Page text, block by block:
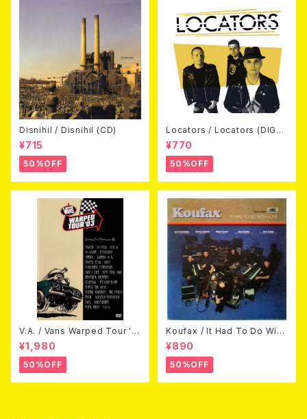
Disnihil / Disnihil (CD)
¥715
50%OFF
Locators / Locators (DIGPA
CK CD)
¥770
50%OFF
V.A. / Vans Warped Tour '0
3 (DVD)
¥1,980
50%OFF
Koufax / It Had To Do With
Love (CD)
¥890
50%OFF